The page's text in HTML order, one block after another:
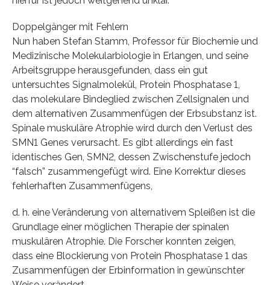
Doppelgänger mit Fehlern
Nun haben Stefan Stamm, Professor für Biochemie und
Medizinische Molekularbiologie in Erlangen, und seine
Arbeitsgruppe herausgefunden, dass ein gut
untersuchtes Signalmolekül, Protein Phosphatase 1,
das molekulare Bindeglied zwischen Zellsignalen und
dem alternativen Zusammenfügen der Erbsubstanz ist.
Spinale muskuläre Atrophie wird durch den Verlust des
SMN1 Genes verursacht. Es gibt allerdings ein fast
identisches Gen, SMN2, dessen Zwischenstufe jedoch
“falsch” zusammengefügt wird. Eine Korrektur dieses
fehlerhaften Zusammenfügens,
d. h. eine Veränderung von alternativem Spleißen ist die
Grundlage einer möglichen Therapie der spinalen
muskulären Atrophie. Die Forscher konnten zeigen,
dass eine Blockierung von Protein Phosphatase 1 das
Zusammenfügen der Erbinformation in gewünschter